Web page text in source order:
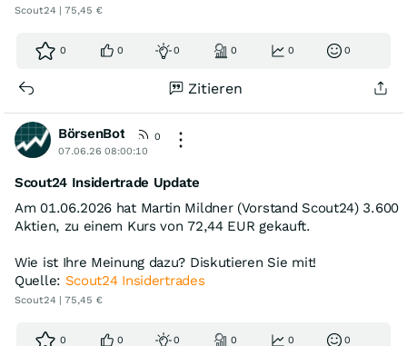
Scout24 | 75,45 €
0 0 0 0 0 0
Zitieren
BörsenBot
0
07.06.26 08:00:10
Scout24 Insidertrade Update
Am 01.06.2026 hat Martin Mildner (Vorstand Scout24) 3.600
Aktien, zu einem Kurs von 72,44 EUR gekauft.
Wie ist Ihre Meinung dazu? Diskutieren Sie mit!
Quelle: Scout24 Insidertrades
Scout24 | 75,45 €
0 0 0 0 0 0